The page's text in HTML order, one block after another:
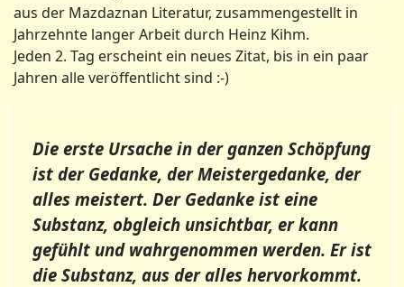
aus der Mazdaznan Literatur, zusammengestellt in
Jahrzehnte langer Arbeit durch Heinz Kihm.
Jeden 2. Tag erscheint ein neues Zitat, bis in ein paar
Jahren alle veröffentlicht sind :-)
Die erste Ursache in der ganzen Schöpfung
ist der Gedanke, der Meistergedanke, der
alles meistert. Der Gedanke ist eine
Substanz, obgleich unsichtbar, er kann
gefühlt und wahrgenommen werden. Er ist
die Substanz, aus der alles hervorkommt.